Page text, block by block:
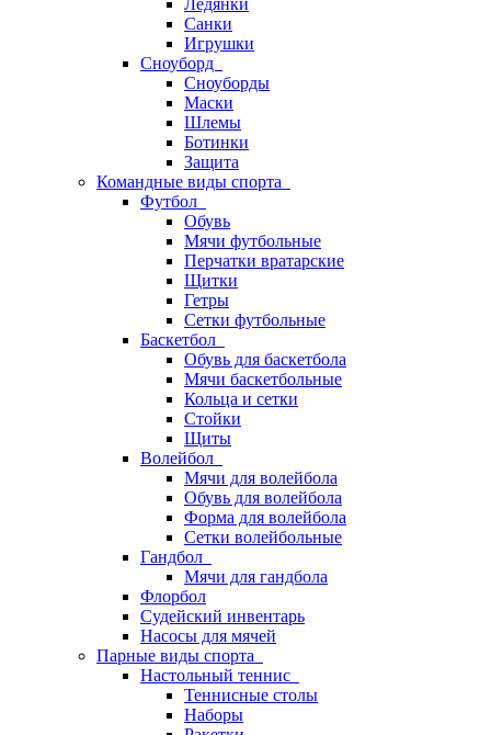
Ледянки
Санки
Игрушки
Сноуборд
Сноуборды
Маски
Шлемы
Ботинки
Защита
Командные виды спорта
Футбол
Обувь
Мячи футбольные
Перчатки вратарские
Щитки
Гетры
Сетки футбольные
Баскетбол
Обувь для баскетбола
Мячи баскетбольные
Кольца и сетки
Стойки
Щиты
Волейбол
Мячи для волейбола
Обувь для волейбола
Форма для волейбола
Сетки волейбольные
Гандбол
Мячи для гандбола
Флорбол
Судейский инвентарь
Насосы для мячей
Парные виды спорта
Настольный теннис
Теннисные столы
Наборы